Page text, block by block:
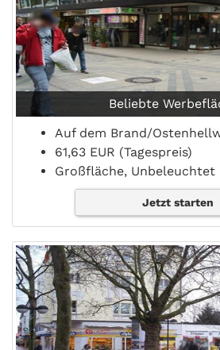
Beliebte
Auf dem Brand/
61,63 EUR (Tagespreis)
Großfläche, Unbeleuchtet
Jetzt starten